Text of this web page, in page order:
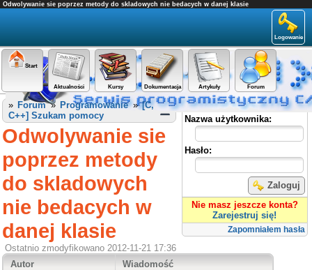
Odwolywanie sie poprzez metody do skladowych nie bedacych w danej klasie
Logowanie
Start
Aktualności Kursy Dokumentacja Artykuły Forum
Panel użytkownika
Nazwa użytkownika:
Hasło:
Zaloguj
Nie masz jeszcze konta?
Zarejestruj się!
Zapomniałem hasła
» Forum» Programowanie»[C,
C++] Szukam pomocy
Odwolywanie sie
poprzez metody
do skladowych
nie bedacych w
danej klasie
Ostatnio zmodyfikowano 2012-11-21 17:36
Autor
Wiadomość